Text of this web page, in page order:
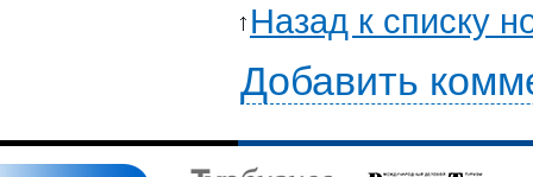
Назад к списку
Добавить